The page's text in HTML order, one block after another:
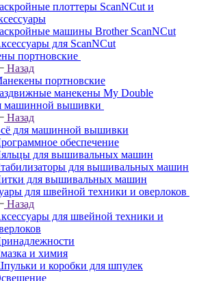
плоттеры ScanNCut и
машины Brother ScanNCut
для ScanNCut
портновские
Назад
портновские
манекены My Double
машинной вышивки
Назад
для машинной вышивки
обеспечение
для вышивальных машин
для вышивальных машин
для вышивальных машин
для швейной техники и оверлоков
Назад
для швейной техники и
и химия
и коробки для шпулек